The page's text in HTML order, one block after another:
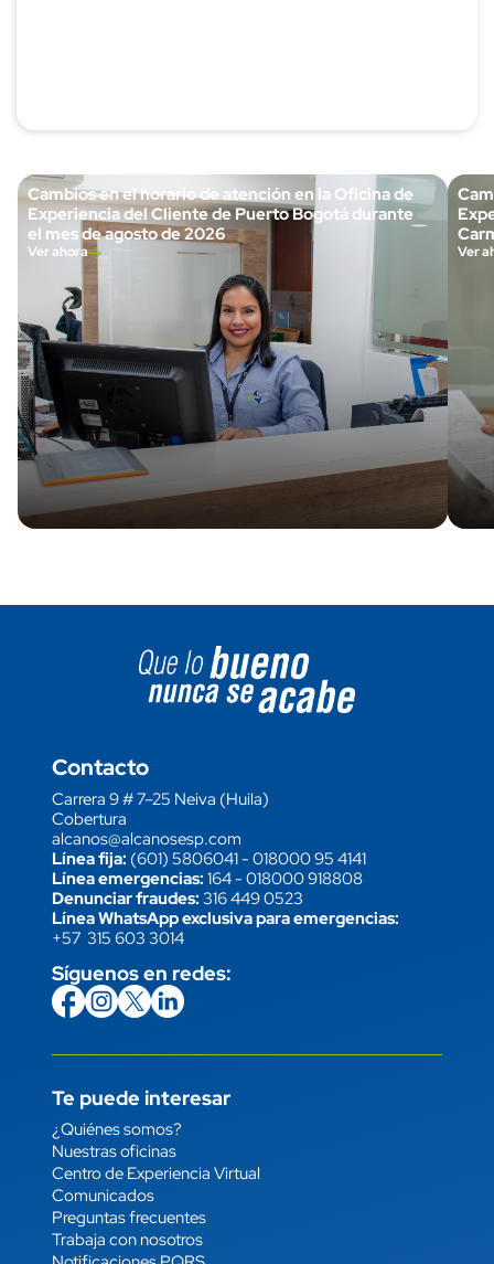
Cambios en el horario de atención en la Oficina de
Experiencia del Cliente de Puerto Bogotá durante
el mes de agosto de 2026
Ver ahora Ver
Image block
Contacto
Carrera 9 # 7–25 Neiva (Huila)
Cobertura
alcanos@alcanosesp.com
Línea fija: (601) 5806041-018000 95 4141
Línea emergencias: 164-018000 918808
Denunciar fraudes: 316 449 0523
Línea WhatsApp exclusiva para emergencias:
+57 315 603 3014
Síguenos en redes:
icon
Imagen
link icon
Imagen
link icon
Imagen
link icon
Imagen
link
Te puede interesar
Enlace
¿Quiénes somos?
Nuestras oficinas
Centro de Experiencia Virtual
Comunicados
Preguntas frecuentes
Trabaja con nosotros